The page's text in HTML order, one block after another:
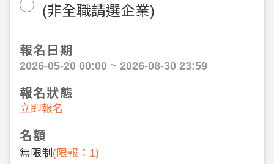
(非全職請選企業)
報名日期
2026-05-20 00:00 ~ 2026-08-30 23:59
報名狀態
立即報名
名額
無限制 (限報：1)